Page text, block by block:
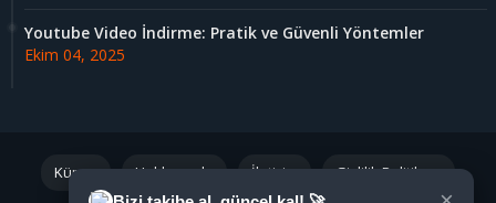
Youtube Video İndirme: Pratik ve Güvenli Yöntemler
Ekim 04, 2025
Künye Hakkımızda İletişim Gizlilik Politikası